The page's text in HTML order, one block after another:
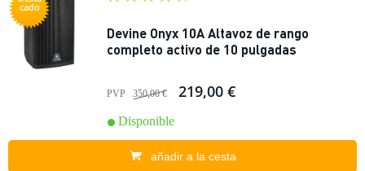
cado
Devine Onyx 10A Altavoz de rango
completo activo de 10 pulgadas
PVP 350,00 € 219,00 €
Disponible
añadir a la cesta